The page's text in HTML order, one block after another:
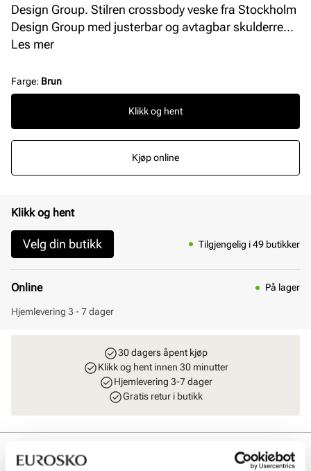
Design Group. Stilren crossbody veske fra Stockholm
Design Group med justerbar og avtagbar skulderrem.
Vesken har et stort rom på innsiden med en praktisk
skinn på baksiden. Gulldetaljer. Mål: L = 23 cm, H =
18 cm, B = 1 cm.
Les mer
Farge: Brun
Klikk og hent
Kjøp online
Klikk og hent
Velg din butikk Tilgjengelig i 49 butikker
Online På lager
Hjemlevering 3 - 7 dager
30 dagers åpent kjøp
Klikk og hent innen 30 minutter
Hjemlevering 3-7 dager
Gratis retur i butikk
Beskrivelse